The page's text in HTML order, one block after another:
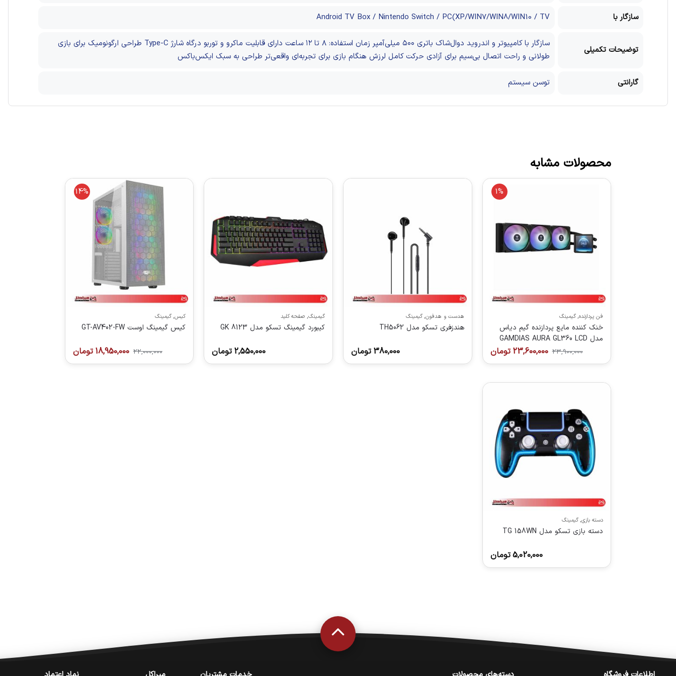
سازگار با Android TV Box / Nintendo Switch / PC(XP/WIN7/WIN8/WIN10 / TV
توضیحات تکمیلی
سازگار با کامپیوتر و اندروید دوال‌شاک باتری ۵۰۰ میلی‌آمپر زمان استفاده: ۸ تا ۱۲ ساعت دارای قابلیت ماکرو و توربو درگاه شارژ Type-C
طراحی ارگونومیک برای بازی
طولانی و راحت اتصال بی‌سیم برای آزادی حرکت کامل لرزش هنگام بازی برای تجربه‌ای واقعی‌تر طراحی به سبک ایکس‌باکس
گارانتی توسن سیستم
محصولات مشابه
1%
فن پردازنده,گیمینگ
خنک کننده مایع پردازنده گیم دیاس
مدل GAMDIAS AURA GL360 LCD
23,900,000
23,600,000 تومان
هدست و هدفون,گیمینگ
هندزفری تسکو مدل TH5062
380,000 تومان
گیمینگ, صفحه کلید
کیبورد گیمینگ تسکو مدل GK 8123
2,550,000 تومان
14%
کیس,گیمینگ
کیس گیمینگ اوست GT-AV402-FW
22,000,000
18,950,000 تومان
دسته بازی,گیمینگ
دسته بازی تسکو مدل TG 158WN
5,020,000تومان